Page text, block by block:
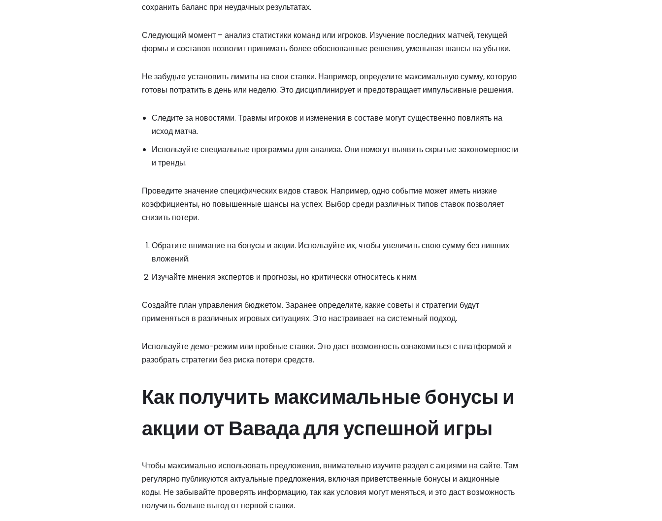
сохранить баланс при неудачных результатах.
Следующий момент – анализ статистики команд или игроков. Изучение последних матчей, текущей
формы и составов позволит принимать более обоснованные решения, уменьшая шансы на убытки.
Не забудьте установить лимиты на свои ставки. Например, определите максимальную сумму, которую
готовы потратить в день или неделю. Это дисциплинирует и предотвращает импульсивные решения.
Следите за новостями. Травмы игроков и изменения в составе могут существенно повлиять на
исход матча.
Используйте специальные программы для анализа. Они помогут выявить скрытые закономерности
и тренды.
Проведите значение специфических видов ставок. Например, одно событие может иметь низкие
коэффициенты, но повышенные шансы на успех. Выбор среди различных типов ставок позволяет
снизить потери.
Обратите внимание на бонусы и акции. Используйте их, чтобы увеличить свою сумму без лишних
вложений.
Изучайте мнения экспертов и прогнозы, но критически относитесь к ним.
Создайте план управления бюджетом. Заранее определите, какие советы и стратегии будут
применяться в различных игровых ситуациях. Это настраивает на системный подход.
Используйте демо-режим или пробные ставки. Это даст возможность ознакомиться с платформой и
разобрать стратегии без риска потери средств.
Как получить максимальные бонусы и
акции от Вавада для успешной игры
Чтобы максимально использовать предложения, внимательно изучите раздел с акциями на сайте. Там
регулярно публикуются актуальные предложения, включая приветственные бонусы и акционные
коды. Не забывайте проверять информацию, так как условия могут меняться, и это даст возможность
получить больше выгод от первой ставки.